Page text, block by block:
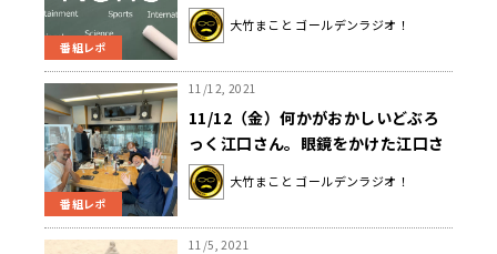
番組レポ
ゴールデンラジオ」
大竹まこと ゴールデンラジオ！
番組レポ
11/12, 2021
11/12（金）何かがおかしいどぶろ
っく江口さん。眼鏡をかけた江口さ
んが室井さんと下着談義！
大竹まこと ゴールデンラジオ！
11/5, 2021